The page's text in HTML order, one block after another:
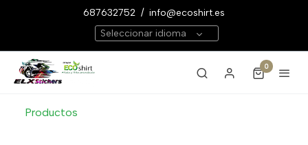
687632752 / info@ecoshirt.es
Seleccionar idioma
0
Productos